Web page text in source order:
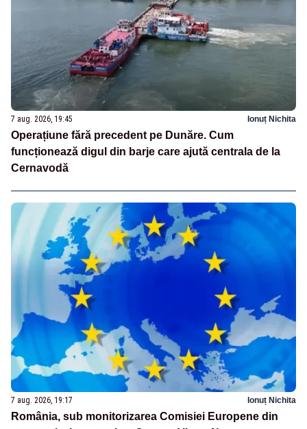
7 aug. 2026, 19:45 Ionuț Nichita
Operațiune fără precedent pe Dunăre. Cum
funcționează digul din barje care ajută centrala de la
Cernavodă
7 aug. 2026, 19:17 Ionuț Nichita
România, sub monitorizarea Comisiei Europene din